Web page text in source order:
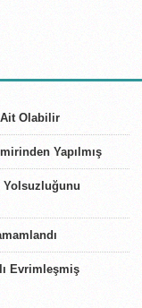
Olabilir
Yapılmış
Yolsuzluğunu
Evrimleşmiş